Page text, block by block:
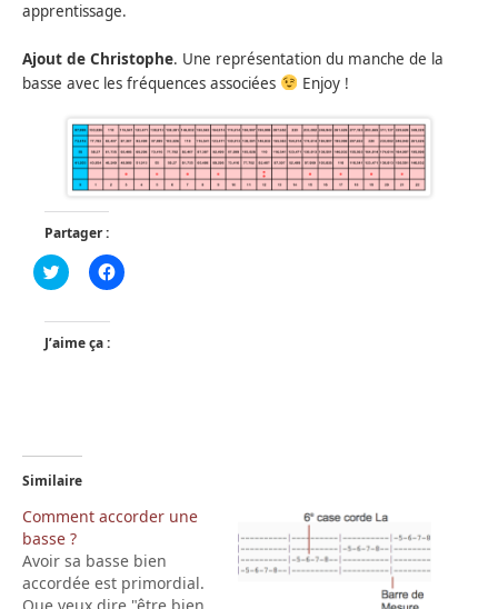
apprentissage.
Ajout de Christophe. Une représentation du manche de la
basse avec les fréquences associées
Enjoy !
Partager :
Click
to
Twitter(ouvre
dans
Cliquez
pour
J’aime ça :
Similaire
Comment accorder une
basse ?
Avoir sa basse bien
accordée est primordial.